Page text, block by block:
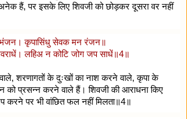
हैं, पर इसके लिए शिवजी को छोड़कर दूसरा वर नहीं
भंजन। कृपासिंधु सेवक मन रंजन॥
लहिअ न कोटि जोग जप साधें॥4॥
शरणागतों के दुःखों का नाश करने वाले, कृपा के
प्रसन्न करने वाले हैं। शिवजी की आराधना किए
करने पर भी वांछित फल नहीं मिलता॥4॥